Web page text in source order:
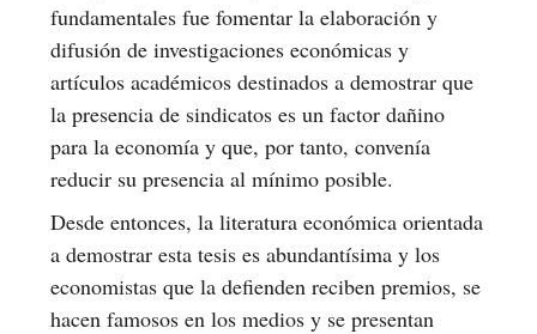
fundamentales fue fomentar la elaboración y
difusión de investigaciones económicas y
artículos académicos destinados a demostrar que
la presencia de sindicatos es un factor dañino
para la economía y que, por tanto, convenía
reducir su presencia al mínimo posible.
Desde entonces, la literatura económica orientada
a demostrar esta tesis es abundantísima y los
economistas que la defienden reciben premios, se
hacen famosos en los medios y se presentan